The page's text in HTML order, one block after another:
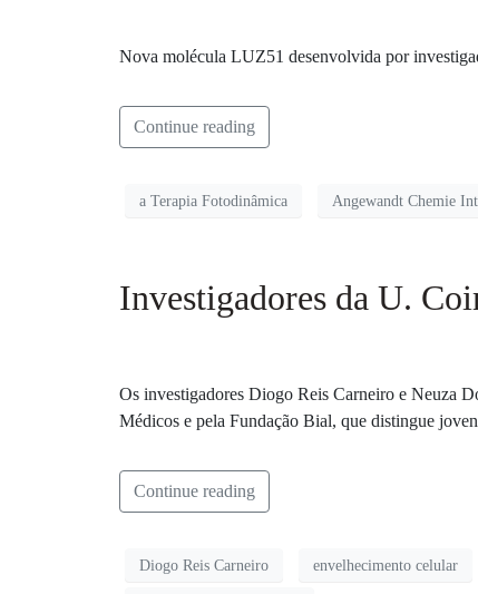
Nova molécula LUZ51 desenvolvida por
Continue reading
a Terapia Fotodinâmica Angewandt Chemie
Investigadores da U.
Os investigadores Diogo Reis Carneiro e Neuza
Médicos e pela Fundação Bial, que distingue
Continue reading
Diogo Reis Carneiro envelhecimento celular